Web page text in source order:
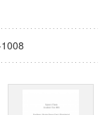
超成熟社会発展のサ
1008